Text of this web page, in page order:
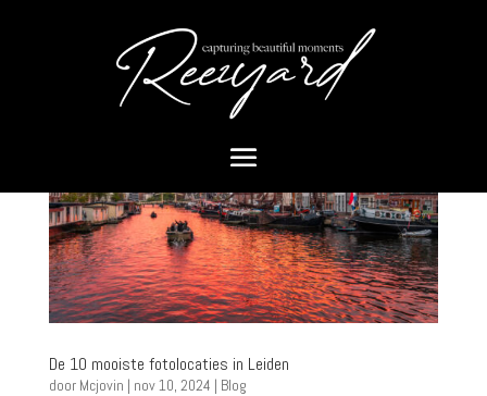
De 10 mooiste fotolocaties in Leiden
door Mcjovin | nov 10, 2024 | Blog